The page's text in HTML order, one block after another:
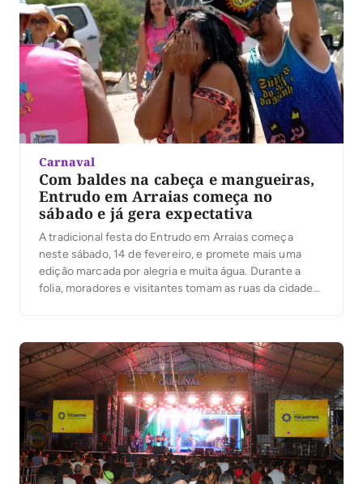
Carnaval
Com baldes na cabeça e mangueiras,
Entrudo em Arraias começa no
sábado e já gera expectativa
A tradicional festa do Entrudo em Arraias começa
neste sábado, 14 de fevereiro, e promete mais uma
edição marcada por alegria e muita água. Durante a
folia, moradores e visitantes tomam as ruas da cidade
no período da colonização, o […]